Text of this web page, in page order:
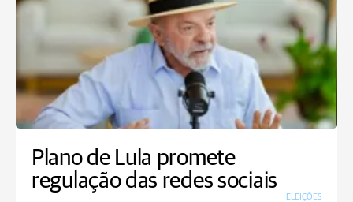
Plano de Lula promete
regulação das redes sociais
ELEIÇÕES